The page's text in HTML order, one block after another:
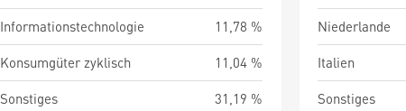
Informationstechnologie
11,78 %
Konsumgüter zyklisch
11,04 %
Sonstiges
31,19 %
Niederlande
Italien
Sonstiges